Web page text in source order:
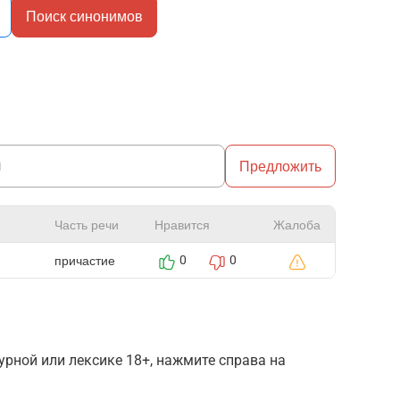
Поиск синонимов
Предложить
Часть речи Нравится
Жалоба
причастие
0 0
или лексике 18+, нажмите справа на